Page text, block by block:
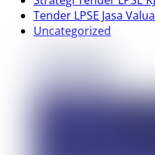
Tender LPSE Jasa
Uncategorized